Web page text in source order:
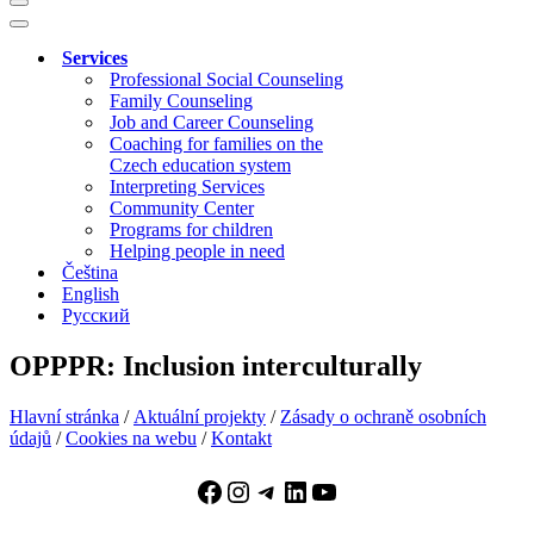
Navigation
Menu
Navigation
Services
Professional Social Counseling
Family Counseling
Job and Career Counseling
Coaching for families on the
Czech education system
Interpreting Services
Community Center
Programs for children
Helping people in need
Čeština
English
Русский
OPPPR: Inclusion interculturally
Hlavní stránka / Aktuální projekty / Zásady o ochraně osobních
údajů /Cookies na webu /Kontakt
Facebook
Instagram
Telegram
LinkedIn
YouTube